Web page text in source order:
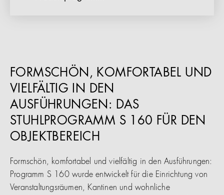
FORMSCHÖN, KOMFORTABEL UND
VIELFÄLTIG IN DEN
AUSFÜHRUNGEN: DAS
STUHLPROGRAMM S 160 FÜR DEN
OBJEKTBEREICH
Formschön, komfortabel und vielfältig in den Ausführungen:
Programm S 160 wurde entwickelt für die Einrichtung von
Veranstaltungsräumen, Kantinen und wohnliche